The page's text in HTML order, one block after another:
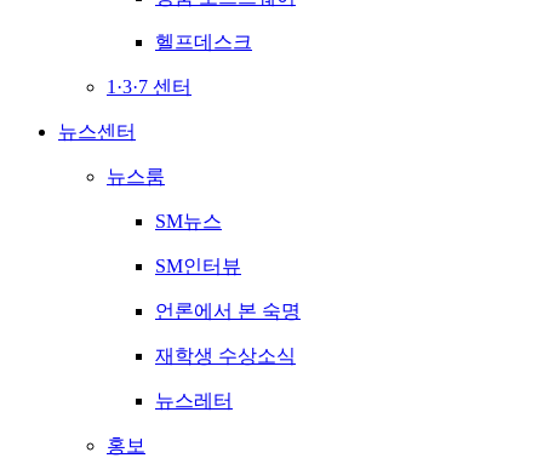
헬프데스크
1·3·7 센터
뉴스센터
뉴스룸
SM뉴스
SM인터뷰
언론에서 본 숙명
재학생 수상소식
뉴스레터
홍보